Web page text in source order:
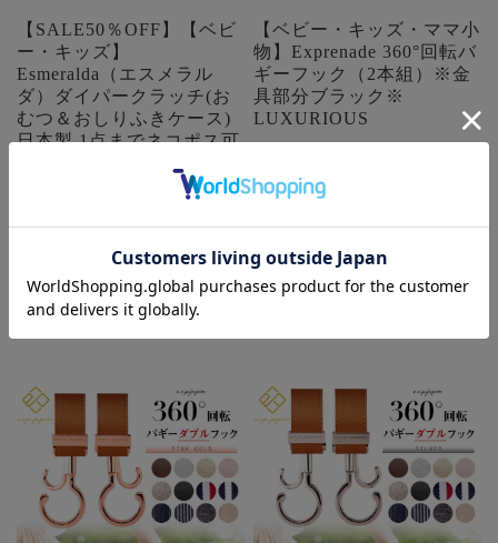
【SALE50％OFF】【ベビ
ー・キッズ】
Esmeralda（エスメラル
ダ）ダイパークラッチ(お
むつ＆おしりふきケース)
日本製 1点までネコポス可
【ベビー・キッズ・ママ小
物】Exprenade 360°回転バ
ギーフック（2本組）※金
具部分ブラック※
LUXURIOUS
在庫を確認する